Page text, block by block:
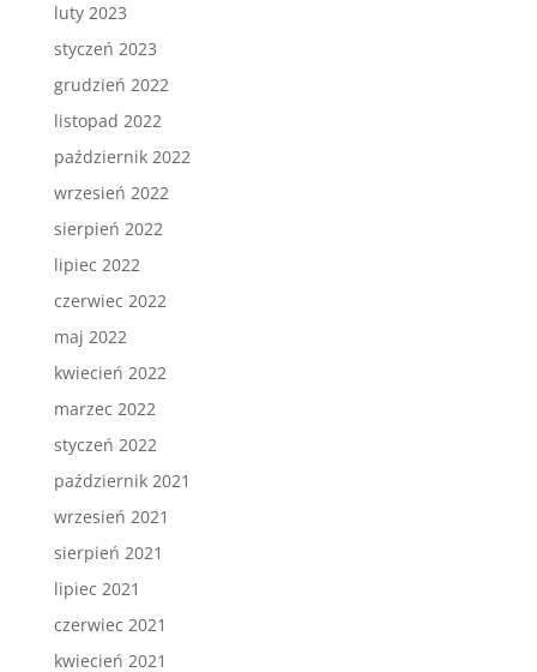
luty 2023
styczeń 2023
grudzień 2022
listopad 2022
październik 2022
wrzesień 2022
sierpień 2022
lipiec 2022
czerwiec 2022
maj 2022
kwiecień 2022
marzec 2022
styczeń 2022
październik 2021
wrzesień 2021
sierpień 2021
lipiec 2021
czerwiec 2021
kwiecień 2021